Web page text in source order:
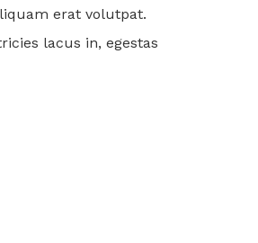
erat volutpat.
lacus in, egestas